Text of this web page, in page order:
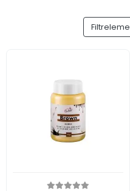
Filtreleme